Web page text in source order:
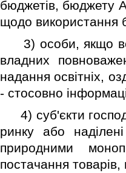
бюджетiв, бюджету
щодо використання
3) особи, якщо
владних
надання освiтнiх,
- стосовно
4) суб'єкти
ринку або
природними
постачання